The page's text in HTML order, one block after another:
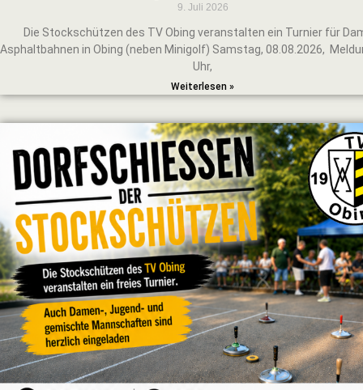
9. Juli 2026
Die Stockschützen des TV Obing veranstalten ein Turnier für
Asphaltbahnen in Obing (neben Minigolf) Samstag, 08.08.2026,
Uhr,
Weiterlesen »